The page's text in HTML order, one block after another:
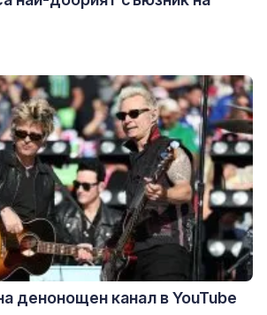
денонощен канал в YouTube